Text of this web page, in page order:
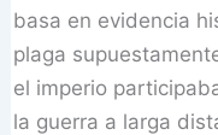
basa en evidencia
plaga
el imperio
la guerra a larga